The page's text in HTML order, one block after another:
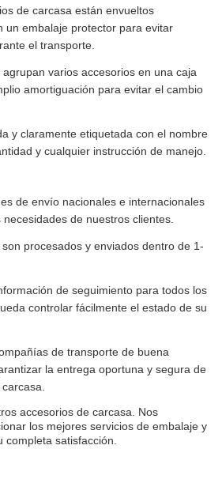
de carcasa están envueltos
un embalaje protector para evitar
el transporte.
varios accesorios en una caja
amortiguación para evitar el cambio
y claramente etiquetada con el nombre
y cualquier instrucción de manejo.
de envío nacionales e internacionales
de nuestros clientes.
procesados y enviados dentro de 1-
de seguimiento para todos los
controlar fácilmente el estado de su
de transporte de buena
la entrega oportuna y segura de
accesorios de carcasa. Nos
los mejores servicios de embalaje y
satisfacción.